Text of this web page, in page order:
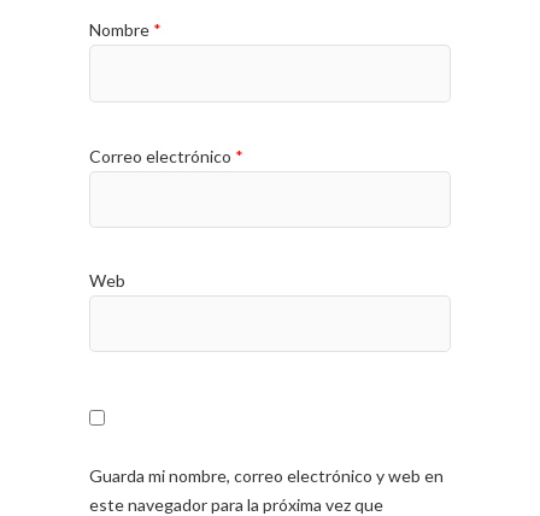
Nombre *
Correo electrónico *
Web
Guarda mi nombre, correo electrónico y web en
este navegador para la próxima vez que